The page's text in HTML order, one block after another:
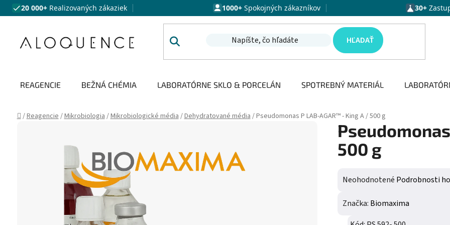
Prejsť na obsah
20 000+ Realizovaných zákaziek 1000+Spokojných zákazníkov 30+
HĽADAŤ
REAGENCIE BEŽNÁ CHÉMIA LABORATÓRNE SKLO & PORCELÁN SPOTREBNÝ MATERIÁL
Domov
/Reagencie /Mikrobiologia /Mikrobiologické média /Dehydratované média /Pseudomonas P LAB-AGAR™ - King A / 500 g
500 g
Priemerné hodnotenie
Neohodnotené Podrobnosti
Značka: Biomaxima